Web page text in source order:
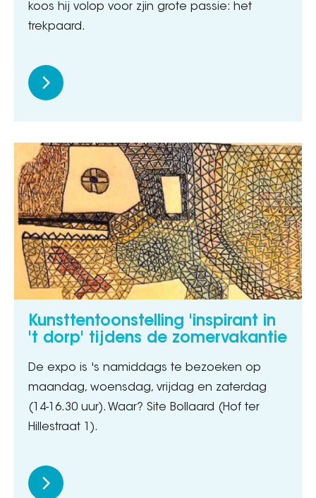
koos hij volop voor zjin grote passie: het
trekpaard.
Kunsttentoonstelling 'inspirant in
't dorp' tijdens de zomervakantie
De expo is 's namiddags te bezoeken op
maandag, woensdag, vrijdag en zaterdag
(14-16.30 uur). Waar? Site Bollaard (Hof ter
Hillestraat 1).